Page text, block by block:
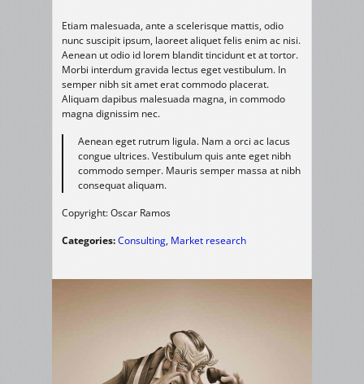
Etiam malesuada, ante a scelerisque mattis, odio
nunc suscipit ipsum, laoreet aliquet felis enim ac nisi.
Aenean ut odio id lorem blandit tincidunt et at tortor.
Morbi interdum gravida lectus eget vestibulum. In
semper nibh sit amet erat commodo placerat.
Aliquam dapibus malesuada magna, in commodo
magna dignissim nec.
Aenean eget rutrum ligula. Nam a orci ac lacus
congue ultrices. Vestibulum quis ante eget nibh
commodo semper. Mauris semper massa at nibh
consequat aliquam.
Copyright: Oscar Ramos
Categories:Consulting, Market research